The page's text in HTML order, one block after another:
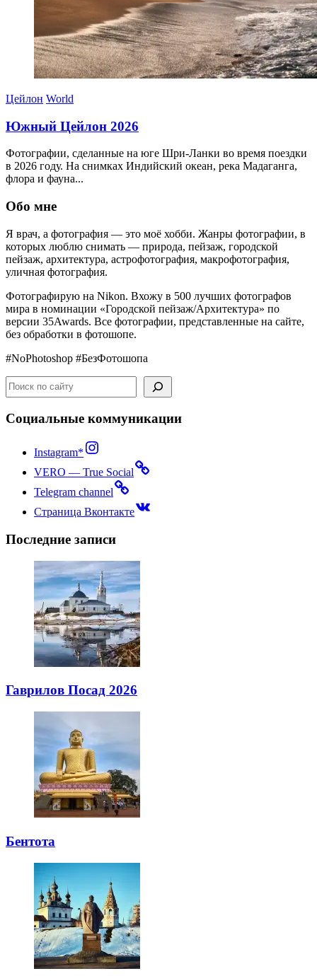
Цейлон World
Южный Цейлон 2026
Фотографии, сделанные на юге Шри-Ланки во время поездки
в 2026 году. На снимках Индийский океан, река Мадаганга,
флора и фауна...
30.03.2026
Обо мне
Я врач, а фотография — это моё хобби. Жанры фотографии, в
которых люблю снимать — природа, пейзаж, городской
пейзаж, архитектура, астрофотография, макрофотография,
уличная фотография.
Фотографирую на Nikon. Вхожу в 500 лучших фотографов
мира в номинации «Городской пейзаж/Архитектура» по
версии 35Awards. Все фотографии, представленные на сайте,
без обработки в фотошопе.
#NoPhotoshop #БезФотошопа
Поиск
Социальные коммуникации
Instagram*
VERO — True Social
Telegram channel
Страница Вконтакте
Последние записи
Гаврилов Посад 2026
Бентота